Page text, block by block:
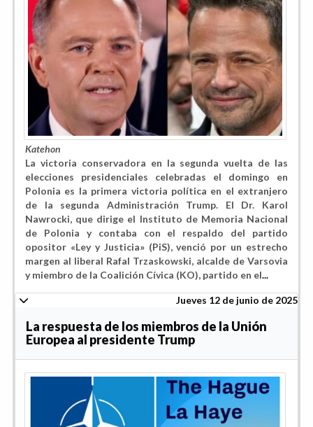
Katehon
La victoria conservadora en la segunda vuelta de las
elecciones presidenciales celebradas el domingo en
Polonia es la primera victoria política en el extranjero
de la segunda Administración Trump. El Dr. Karol
Nawrocki, que dirige el Instituto de Memoria Nacional
de Polonia y contaba con el respaldo del partido
opositor «Ley y Justicia» (PiS), venció por un estrecho
margen al liberal Rafal Trzaskowski, alcalde de Varsovia
y miembro de la Coalición Cívica (KO), partido en el...
Jueves 12 de junio de 2025
La respuesta de los miembros de la Unión
Europea al presidente Trump